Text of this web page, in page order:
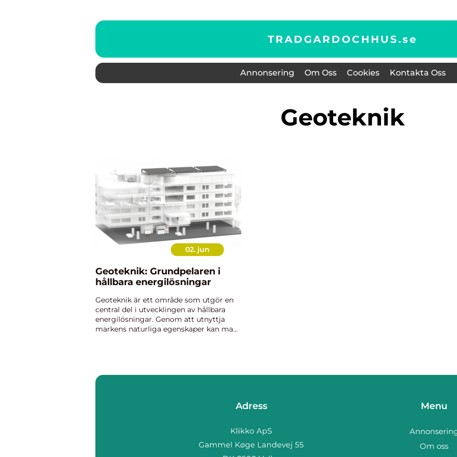
TRADGARDOCHHUS.se
Annonsering Om Oss Cookies Kontakta Oss
Geoteknik
02. jun
Geoteknik: Grundpelaren i
hållbara energilösningar
Geoteknik är ett område som utgör en
central del i utvecklingen av hållbara
energilösningar. Genom att utnyttja
markens naturliga egenskaper kan man
Adress Menu
Om oss